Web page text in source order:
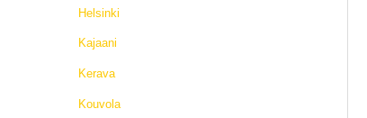
Helsinki
Kajaani
Kerava
Kouvola